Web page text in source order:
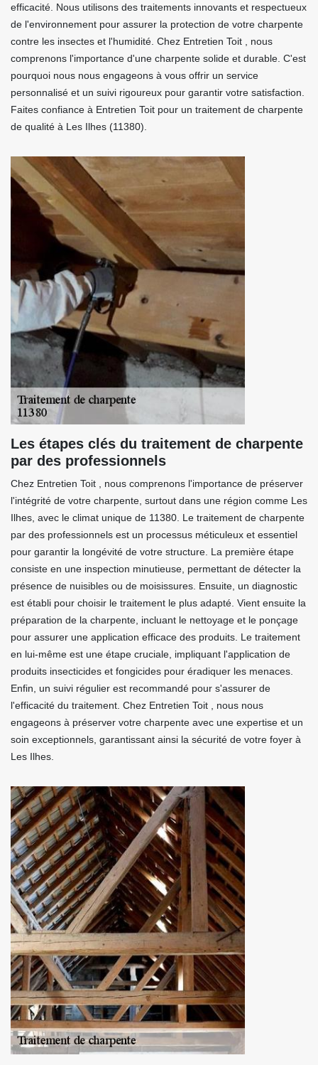
efficacité. Nous utilisons des traitements innovants et respectueux
de l'environnement pour assurer la protection de votre charpente
contre les insectes et l'humidité. Chez Entretien Toit , nous
comprenons l'importance d'une charpente solide et durable. C'est
pourquoi nous nous engageons à vous offrir un service
personnalisé et un suivi rigoureux pour garantir votre satisfaction.
Faites confiance à Entretien Toit pour un traitement de charpente
de qualité à Les Ilhes (11380).
Les étapes clés du traitement de charpente
par des professionnels
Chez Entretien Toit , nous comprenons l'importance de préserver
l'intégrité de votre charpente, surtout dans une région comme Les
Ilhes, avec le climat unique de 11380. Le traitement de charpente
par des professionnels est un processus méticuleux et essentiel
pour garantir la longévité de votre structure. La première étape
consiste en une inspection minutieuse, permettant de détecter la
présence de nuisibles ou de moisissures. Ensuite, un diagnostic
est établi pour choisir le traitement le plus adapté. Vient ensuite la
préparation de la charpente, incluant le nettoyage et le ponçage
pour assurer une application efficace des produits. Le traitement
en lui-même est une étape cruciale, impliquant l'application de
produits insecticides et fongicides pour éradiquer les menaces.
Enfin, un suivi régulier est recommandé pour s'assurer de
l'efficacité du traitement. Chez Entretien Toit , nous nous
engageons à préserver votre charpente avec une expertise et un
soin exceptionnels, garantissant ainsi la sécurité de votre foyer à
Les Ilhes.